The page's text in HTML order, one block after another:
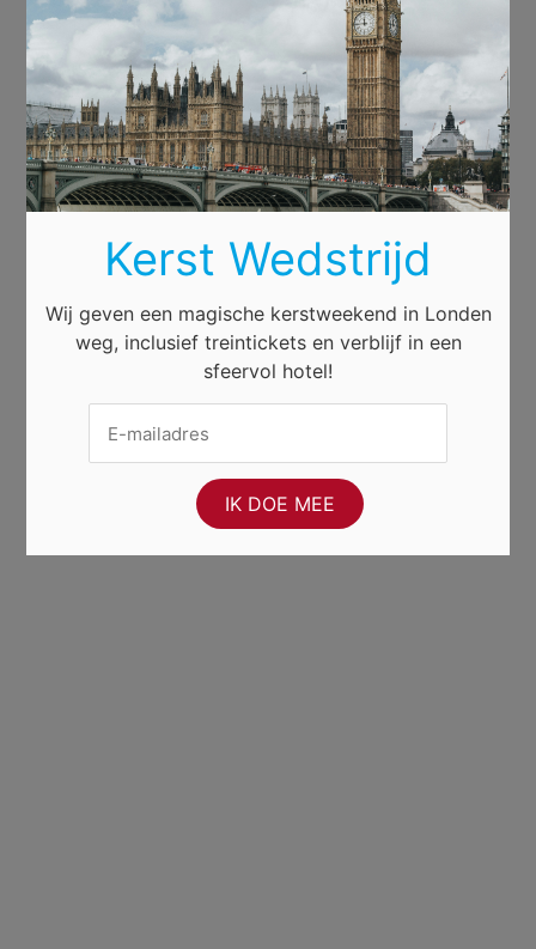
Kerst Wedstrijd
Wij geven een magische kerstweekend in Londen
weg, inclusief treintickets en verblijf in een
sfeervol hotel!